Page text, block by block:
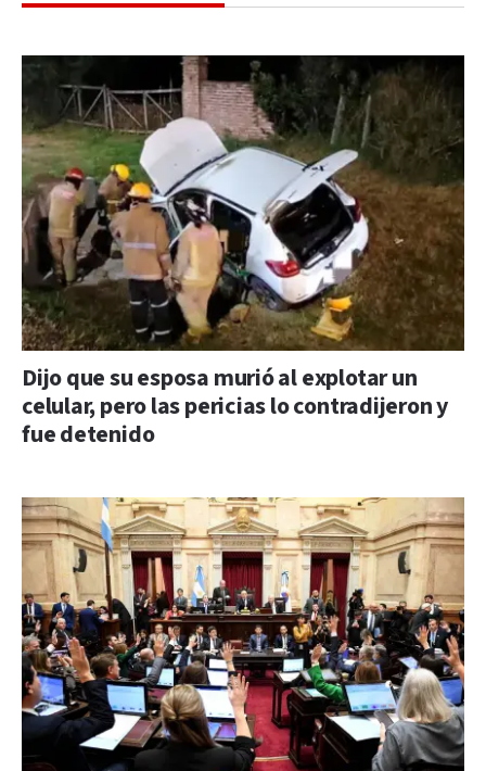
Dijo que su esposa murió al explotar un
celular, pero las pericias lo contradijeron y
fue detenido